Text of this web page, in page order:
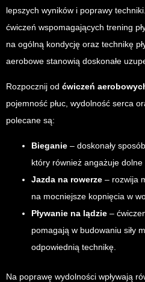
lepszych wyników i poprawy
ćwiczeń wspomagających trening
na ogólną kondycję oraz technikę
aerobowe stanowią doskonałe
Rozpocznij od ćwiczeń
pojemność płuc, wydolność serca
polecane są:
Bieganie – doskonały
który również angażuje dolne
Jazda na rowerze – rozwija
na mocniejsze kopnięcia w
Pływanie na lądzie –
pomagają w budowaniu siły
odpowiednią technikę.
Na poprawę wydolności wpływają